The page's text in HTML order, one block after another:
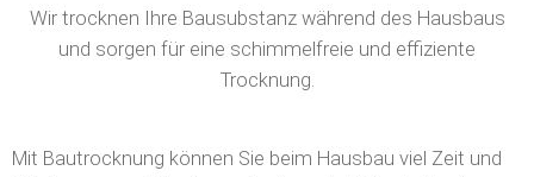
Wir trocknen Ihre Bausubstanz während des Hausbaus
und sorgen für eine schimmelfreie und effiziente
Trocknung.
Mit Bautrocknung können Sie beim Hausbau viel Zeit und